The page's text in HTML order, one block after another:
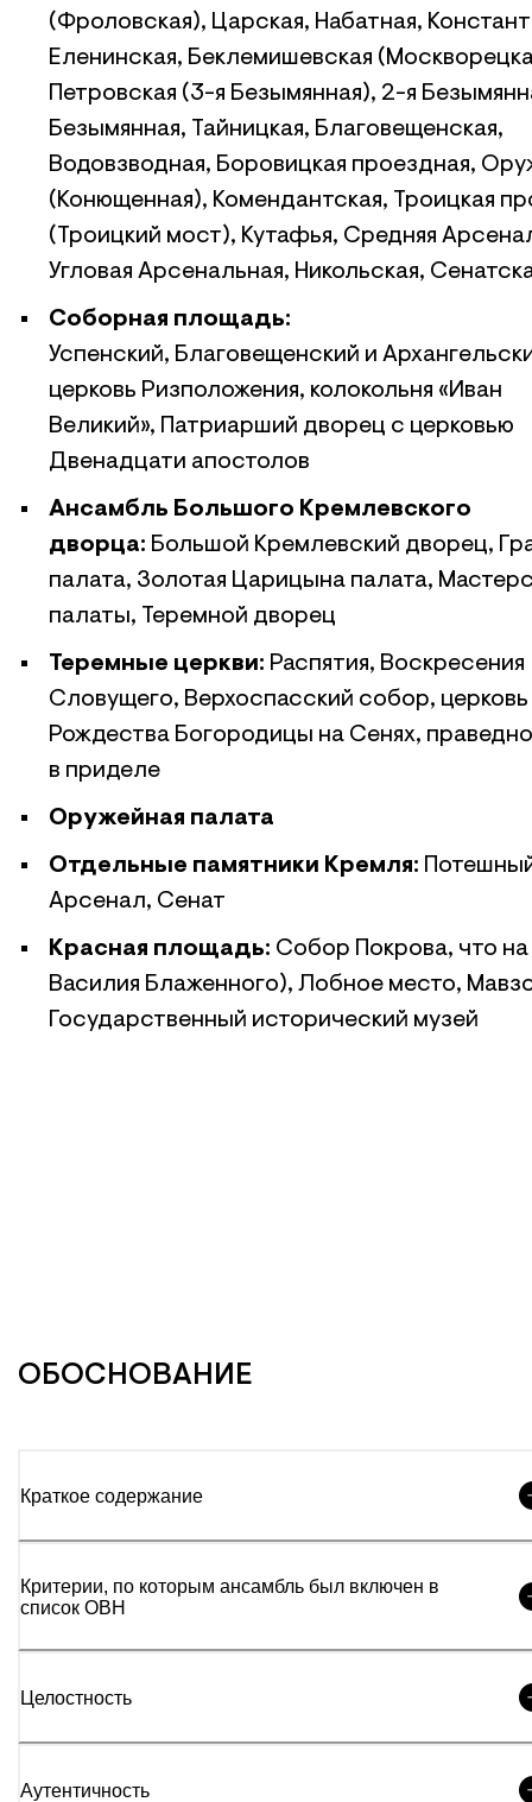
(Фроловская), Царская, Набатная,
Еленинская, Беклемишевская
Петровская (3-я Безымянная), 2-я
Безымянная, Тайницкая, Благовещенская,
Водовзводная, Боровицкая проездная,
(Конющенная), Комендантская, Троицкая
(Троицкий мост), Кутафья, Средняя
Угловая Арсенальная, Никольская,
Соборная площадь:
Успенский, Благовещенский и
церковь Ризположения, колокольня «Иван
Великий», Патриарший дворец с церковью
Двенадцати апостолов
Ансамбль Большого Кремлевского
дворца: Большой Кремлевский дворец,
палата, Золотая Царицына палата,
палаты, Теремной дворец
Теремные церкви: Распятия, Воскресения
Словущего, Верхоспасский собор, церковь
Рождества Богородицы на Сенях,
в приделе
Оружейная палата
Отдельные памятники Кремля:
Арсенал, Сенат
Красная площадь: Собор Покрова, что
Василия Блаженного), Лобное место,
Государственный исторический музей
ОБОСНОВАНИЕ
Краткое содержание
Критерии, по которым ансамбль был включен в
список ОВН
Целостность
Аутентичность